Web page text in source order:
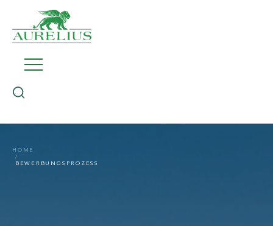
HOME
BEWERBUNGSPROZESS